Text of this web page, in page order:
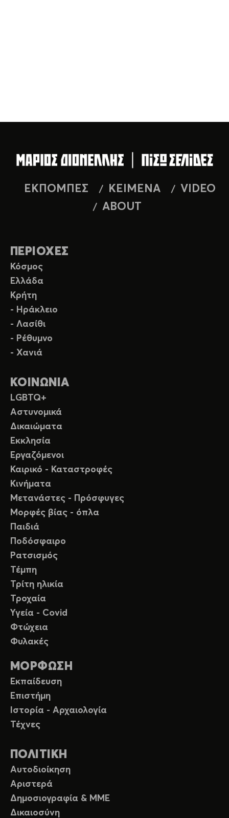
ΕΚΠΟΜΠΕΣ ΚΕΙΜΕΝΑ
VIDEO
ABOUT
ΠΕΡΙΟΧΕΣ
Κόσμος
Ελλάδα
Κρήτη
- Ηράκλειο
- Λασίθι
- Ρέθυμνο
- Χανιά
ΚΟΙΝΩΝΙΑ
LGBTQ+
Αστυνομικά
Δικαιώματα
Εκκλησία
Εργαζόμενοι
Καιρικό - Καταστροφές
Κινήματα
Μετανάστες - Πρόσφυγες
Μορφές βίας - όπλα
Παιδιά
Ποδόσφαιρο
Ρατσισμός
Τέμπη
Τρίτη ηλικία
Τροχαία
Υγεία - Covid
Φτώχεια
Φυλακές
ΜΟΡΦΩΣΗ
Εκπαίδευση
Επιστήμη
Ιστορία - Αρχαιολογία
Τέχνες
ΠΟΛΙΤΙΚΗ
Αυτοδιοίκηση
Αριστερά
Δημοσιογραφία & ΜΜΕ
Δικαιοσύνη